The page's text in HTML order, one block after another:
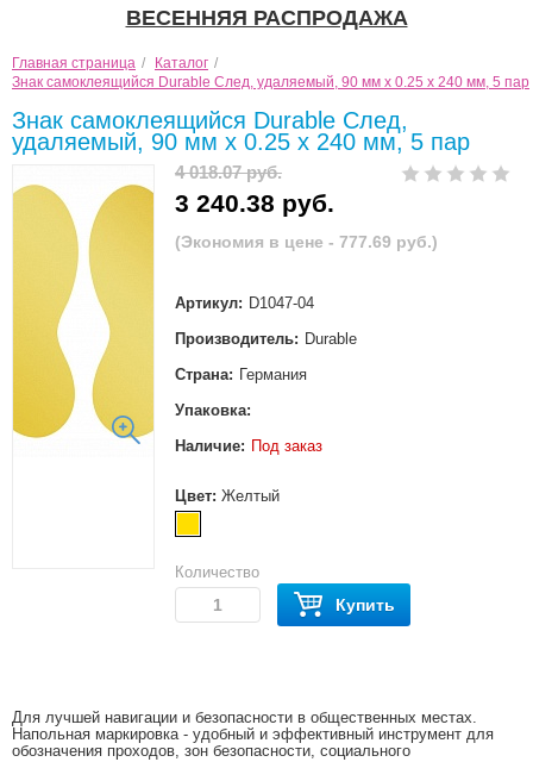
ВЕСЕННЯЯ РАСПРОДАЖА
Главная страница / Каталог /
Знак самоклеящийся Durable След, удаляемый, 90 мм х 0.25 х 240 мм, 5 пар
Знак самоклеящийся Durable След,
удаляемый, 90 мм х 0.25 х 240 мм, 5 пар
4 018.07 руб.
3 240.38 руб.
(Экономия в цене - 777.69 руб.)
Артикул: D1047-04
Производитель: Durable
Страна: Германия
Упаковка:
Наличие: Под заказ
Цвет: Желтый
Количество
Купить
Для лучшей навигации и безопасности в общественных местах.
Напольная маркировка - удобный и эффективный инструмент для
обозначения проходов, зон безопасности, социального